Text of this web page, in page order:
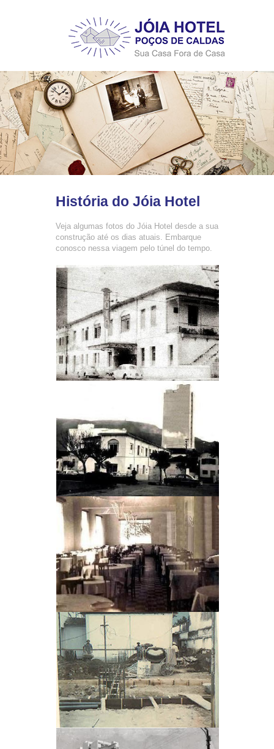
História do Jóia Hotel
Veja algumas fotos do Jóia Hotel desde a sua
construção até os dias atuais. Embarque
conosco nessa viagem pelo túnel do tempo.